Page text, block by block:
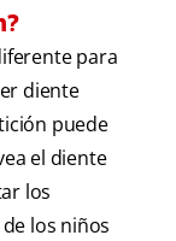
para
diente
puede
el diente
los
los niños